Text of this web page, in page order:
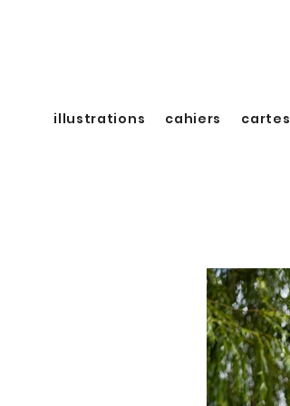
illustrations cahiers cartes